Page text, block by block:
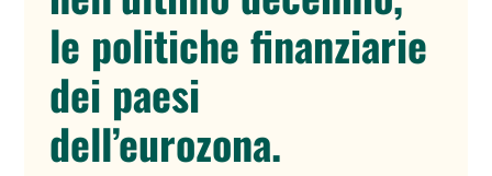
le politiche finanziarie
dei paesi
dell’eurozona.